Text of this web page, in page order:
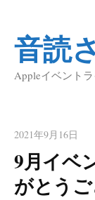
コ
ン
テ
へ
ス
キ
ッ
音読
Appleイベント
2021年9月16日
9月イベ
がとうご